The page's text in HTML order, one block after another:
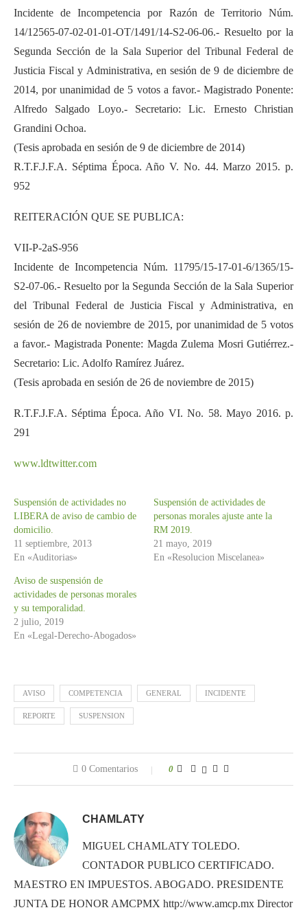
Incidente de Incompetencia por Razón de Territorio Núm.
14/12565-07-02-01-01-OT/1491/14-S2-06-06.- Resuelto por la
Segunda Sección de la Sala Superior del Tribunal Federal de
Justicia Fiscal y Administrativa, en sesión de 9 de diciembre de
2014, por unanimidad de 5 votos a favor.- Magistrado Ponente:
Alfredo Salgado Loyo.- Secretario: Lic. Ernesto Christian
Grandini Ochoa.
(Tesis aprobada en sesión de 9 de diciembre de 2014)
R.T.F.J.F.A. Séptima Época. Año V. No. 44. Marzo 2015. p.
952
REITERACIÓN QUE SE PUBLICA:
VII-P-2aS-956
Incidente de Incompetencia Núm. 11795/15-17-01-6/1365/15-
S2-07-06.- Resuelto por la Segunda Sección de la Sala Superior
del Tribunal Federal de Justicia Fiscal y Administrativa, en
sesión de 26 de noviembre de 2015, por unanimidad de 5 votos
a favor.- Magistrada Ponente: Magda Zulema Mosri Gutiérrez.-
Secretario: Lic. Adolfo Ramírez Juárez.
(Tesis aprobada en sesión de 26 de noviembre de 2015)
R.T.F.J.F.A. Séptima Época. Año VI. No. 58. Mayo 2016. p.
291
www.ldtwitter.com
Suspensión de actividades no
LIBERA de aviso de cambio de
domicilio.
11 septiembre, 2013
En «Auditorias»
Suspensión de actividades de
personas morales ajuste ante la
RM 2019.
21 mayo, 2019
En «Resolucion Miscelanea»
Aviso de suspensión de
actividades de personas morales
y su temporalidad.
2 julio, 2019
En «Legal-Derecho-Abogados»
AVISO COMPETENCIA GENERAL INCIDENTE
REPORTE SUSPENSION
0 Comentarios 0
CHAMLATY
MIGUEL CHAMLATY TOLEDO.
CONTADOR PUBLICO CERTIFICADO.
MAESTRO EN IMPUESTOS. ABOGADO. PRESIDENTE
JUNTA DE HONOR AMCPMX http://www.amcp.mx Director